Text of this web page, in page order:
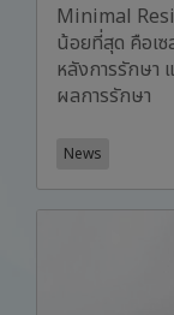
Minimal
น้อยที่สุด คือเซ
หลังการรักษา
ผลการรักษา
News